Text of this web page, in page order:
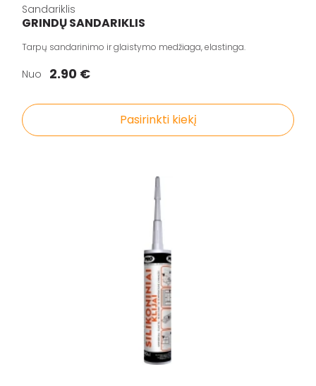
Statybiniai sandarikliai
Spec. paskirties priemonės
Pristatymo taisyklės
Sandariklis
GRINDŲ SANDARIKLIS
Tarpų sandarinimo ir glaistymo medžiaga, elastinga.
Nuo 2.90 €
Pasirinkti kiekį